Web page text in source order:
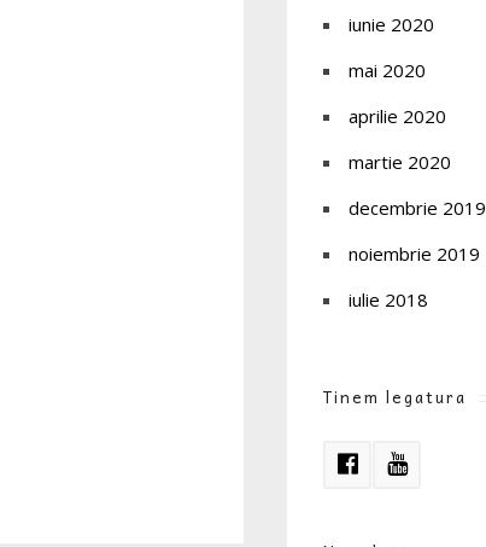
iunie 2020
mai 2020
aprilie 2020
martie 2020
decembrie 2019
noiembrie 2019
iulie 2018
Tinem legatura